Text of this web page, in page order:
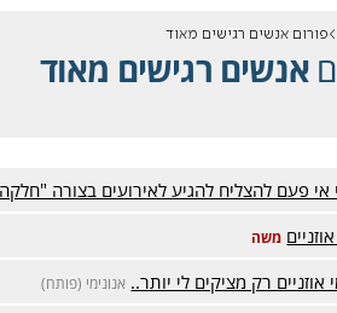
פורום אנשים רגישים מאוד
אנשים רגישים מאוד
אי פעם להצליח להגיע לאירועים בצורה
משה
אוזניים רק מציקים לי יותר.. אנונימי (פותח)